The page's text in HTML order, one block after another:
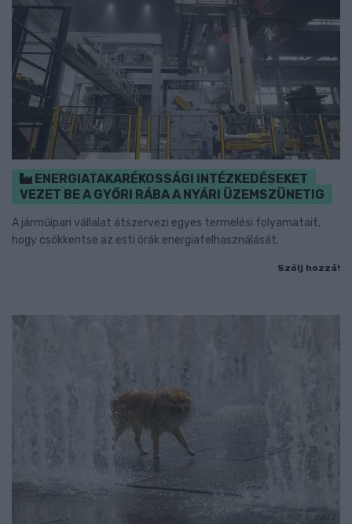
ENERGIATAKARÉKOSSÁGI INTÉZKEDÉSEKET
VEZET BE A GYŐRI RÁBA A NYÁRI ÜZEMSZÜNETIG
A járműipari vállalat átszervezi egyes termelési folyamatait,
hogy csökkentse az esti órák energiafelhasználását.
Szólj hozzá!